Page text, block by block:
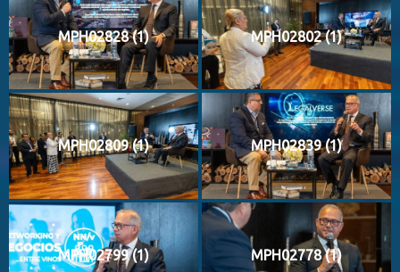
MPH02828 (1) MPH02802 (1)
MPH02809 (1) MPH02839 (1)
MPH02799 (1) MPH02778 (1)